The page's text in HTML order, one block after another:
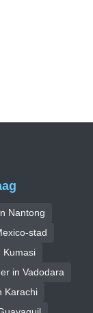
Nantong
stad
in Vadodara